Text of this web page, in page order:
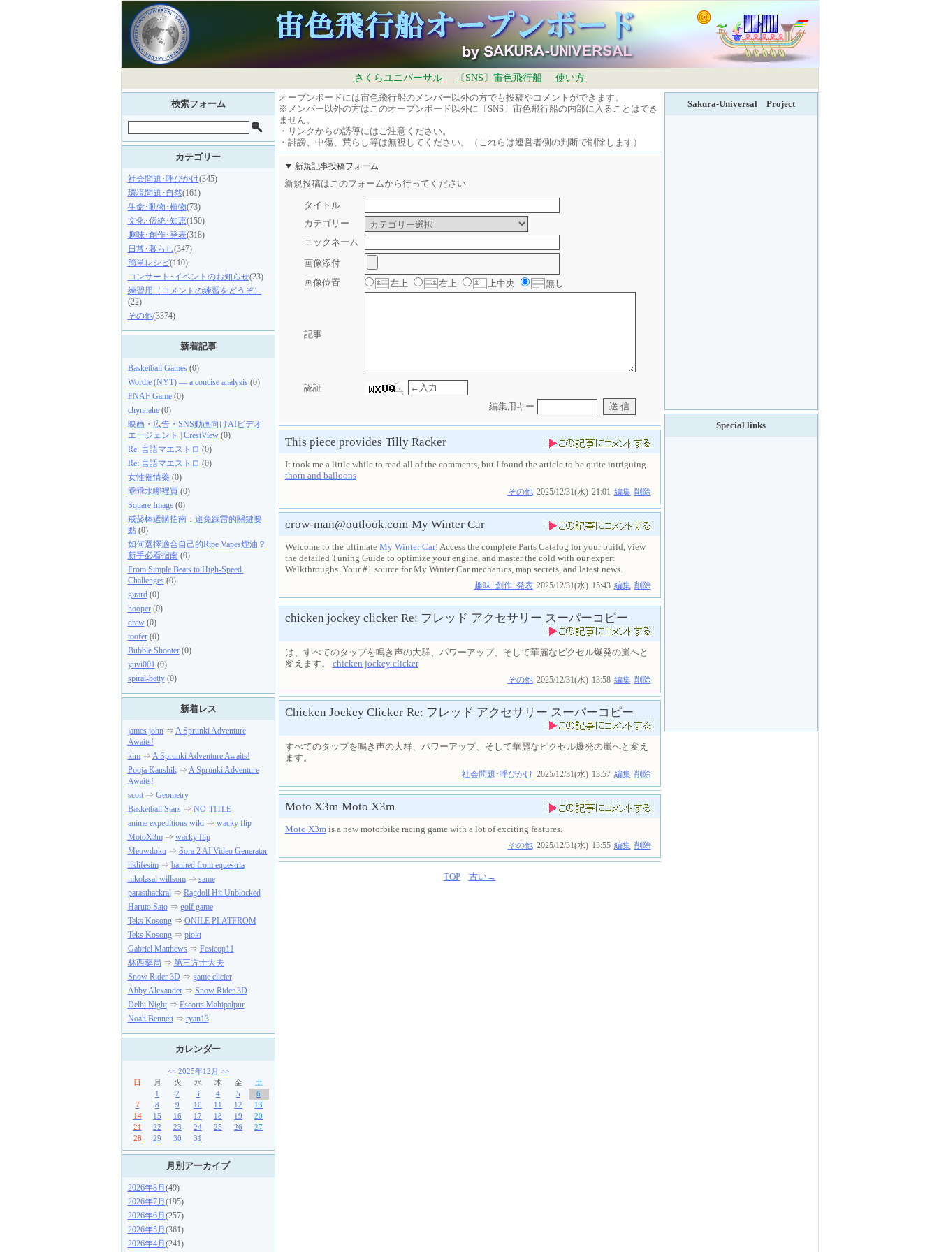
さくらユニバーサル 〔SNS〕宙色飛行船
使い方
オープンボードには宙色飛行船のメンバー以外の方でも投稿やコメントができます。
※メンバー以外の方はこのオープンボード以外に〔SNS〕宙色飛行船の内部に入ることはでき
ません。
・リンクからの誘導にはご注意ください。
・誹謗、中傷、荒らし等は無視してください。（これらは運営者側の判断で削除します）
▼ 新規記事投稿フォーム
新規投稿はこのフォームから行ってください
タイトル
カテゴリー
ニックネーム
画像添付
画像位置
左上 右上 上中央 無し
記事
認証
編集用キー
This piece provides Tilly Racker
It took me a little while to read all of the comments, but I found the article to be quite intriguing.
thorn and balloons
その他 2025/12/31(水) 21:01 編集 削除
crow-man@outlook.com My Winter Car
Welcome to the ultimate My Winter Car! Access the complete Parts Catalog for your build, view
the detailed Tuning Guide to optimize your engine, and master the cold with our expert
Walkthroughs. Your #1 source for My Winter Car mechanics, map secrets, and latest news.
趣味･創作･発表 2025/12/31(水) 15:43 編集 削除
chicken jockey clicker Re: フレッド アクセサリー スーパーコピー
は、すべてのタップを鳴き声の大群、パワーアップ、そして華麗なピクセル爆発の嵐へと
変えます。 chicken jockey clicker
その他 2025/12/31(水) 13:58 編集 削除
Chicken Jockey Clicker Re: フレッド アクセサリー スーパーコピー
すべてのタップを鳴き声の大群、パワーアップ、そして華麗なピクセル爆発の嵐へと変え
ます。
社会問題･呼びかけ 2025/12/31(水) 13:57 編集 削除
Moto X3m Moto X3m
Moto X3mis a new motorbike racing game with a lot of exciting features.
その他 2025/12/31(水) 13:55 編集 削除
TOP 古い→
検索フォーム
カテゴリー
社会問題･呼びかけ(345)
環境問題･自然(161)
生命･動物･植物(73)
文化･伝統･知恵(150)
趣味･創作･発表(318)
日常･暮らし(347)
簡単レシピ(110)
コンサート･イベントのお知らせ(23)
練習用（コメントの練習をどうぞ）
(22)
その他(3374)
新着記事
Basketball Games(0)
Wordle (NYT) — a concise analysis(0)
FNAF Game(0)
chynnahe(0)
映画・広告・SNS動画向けAIビデオ
エージェント | CrestView(0)
Re: 言語マエストロ (0)
Re: 言語マエストロ (0)
女性催情藥(0)
乖乖水哪裡買 (0)
Square Image(0)
戒菸棒選購指南：避免踩雷的關鍵要
點(0)
如何選擇適合自己的Ripe Vapes煙油？
新手必看指南(0)
From Simple Beats to High-Speed ​​
Challenges(0)
girard(0)
hooper(0)
drew(0)
toofer(0)
Bubble Shooter(0)
yuvi001 (0)
spiral-betty(0)
新着レス
james john⇒ A Sprunki Adventure
Awaits!
kim⇒ A Sprunki Adventure Awaits!
Pooja Kaushik⇒ A Sprunki Adventure
Awaits!
scott⇒ Geometry
Basketball Stars⇒ NO-TITLE
anime expeditions wiki⇒ wacky flip
MotoX3m⇒ wacky flip
Meowdoku⇒ Sora 2 AI Video Generator
hklifesim⇒ banned from equestria
nikolasal willsom⇒ same
parasthackral⇒ Ragdoll Hit Unblocked
Haruto Sato⇒ golf game
Teks Kosong⇒ ONILE PLATFROM
Teks Kosong⇒ piokt
Gabriel Matthews⇒ Fesicop11
林西藥局 ⇒ 第三方士大夫
Snow Rider 3D⇒ game clicier
Abby Alexander⇒ Snow Rider 3D
Delhi Night⇒ Escorts Mahipalpur
Noah Bennett⇒ ryan13
カレンダー
<< 2025年12月 >>
日
月 火 水 木 金
土
1
2 3 4 5
6
7
8 9 10 11 12
13
14
15 16 17 18 19
20
21
22 23 24 25 26
27
28
29 30 31
月別アーカイブ
2026年8月 (49)
2026年7月 (195)
2026年6月 (257)
2026年5月 (361)
2026年4月 (241)
Sakura-Universal Project
Special links